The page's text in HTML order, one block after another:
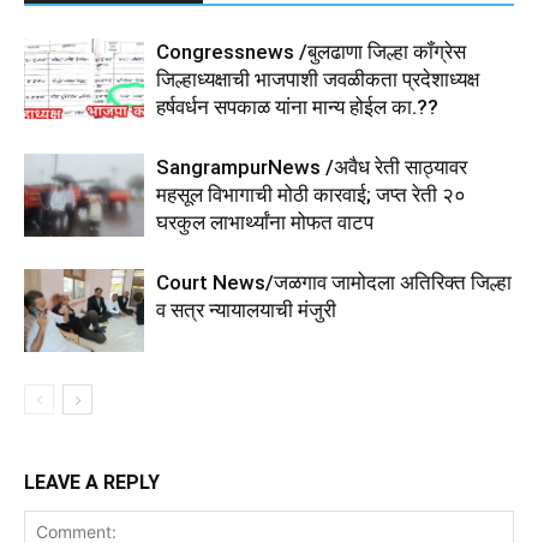
Congressnews /बुलढाणा जिल्हा कॉंग्रेस
जिल्हाध्यक्षाची भाजपाशी जवळीकता प्रदेशाध्यक्ष
हर्षवर्धन सपकाळ यांना मान्य होईल का.??
SangrampurNews /अवैध रेती साठ्यावर
महसूल विभागाची मोठी कारवाई; जप्त रेती २०
घरकुल लाभार्थ्यांना मोफत वाटप
Court News/जळगाव जामोदला अतिरिक्त जिल्हा
व सत्र न्यायालयाची मंजुरी
LEAVE A REPLY